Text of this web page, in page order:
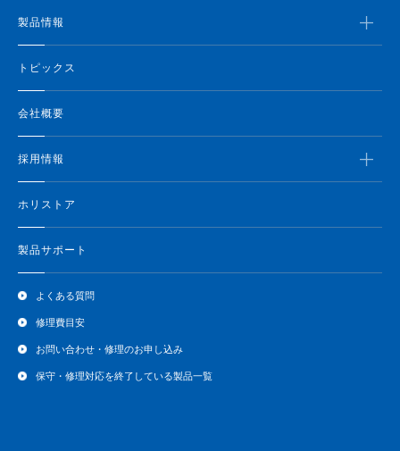
製品情報
トピックス
会社概要
採用情報
ホリストア
製品サポート
よくある質問
修理費目安
お問い合わせ・修理のお申し込み
保守・修理対応を終了している製品一覧